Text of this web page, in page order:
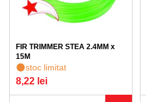
FIR TRIMMER STEA 2.4MM x
15M
stoc limitat
8,22 lei